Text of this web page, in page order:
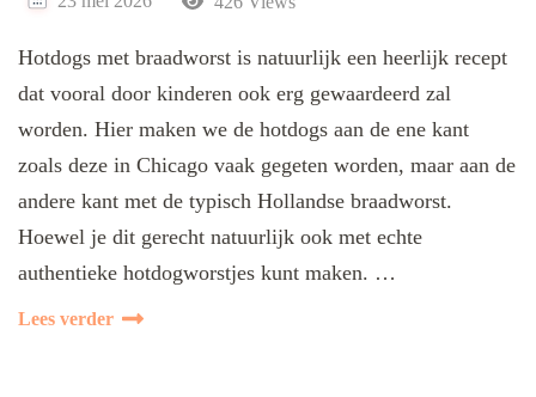
Hotdogs met braadworst is natuurlijk een heerlijk recept
dat vooral door kinderen ook erg gewaardeerd zal
worden. Hier maken we de hotdogs aan de ene kant
zoals deze in Chicago vaak gegeten worden, maar aan de
andere kant met de typisch Hollandse braadworst.
Hoewel je dit gerecht natuurlijk ook met echte
authentieke hotdogworstjes kunt maken. …
Lees verder